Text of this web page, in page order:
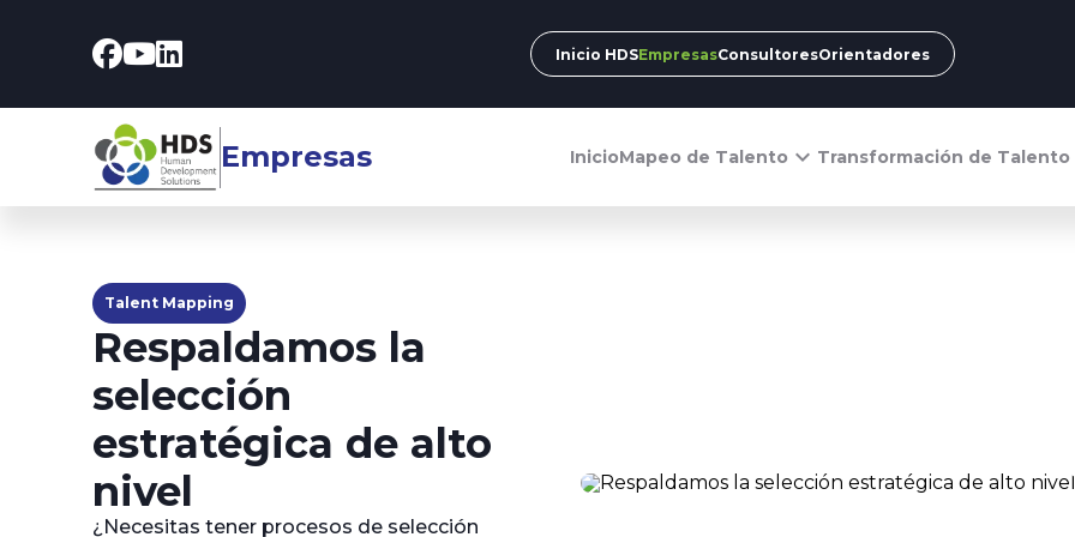
Inicio HDSEmpresasConsultoresOrientadores
Empresas InicioMapeo de Talento keyboard_arrow_down Transformación de Talento
Talent Mapping
Respaldamos la
selección
estratégica de alto
nivel
¿Necesitas tener procesos de selección